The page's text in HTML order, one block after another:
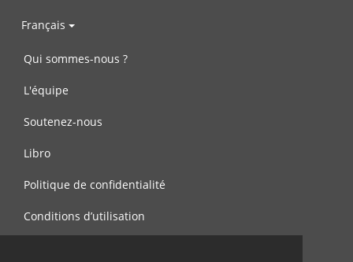
Français
Qui sommes-nous ?
L'équipe
Soutenez-nous
Libro
Politique de confidentialité
Conditions d’utilisation